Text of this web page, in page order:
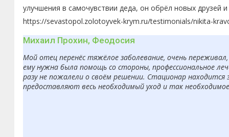
улучшения в самочувствии деда, он обрёл новых
https://sevastopol.zolotoyvek-krym.ru/testimonials/nikita-
Михаил Прохин, Феодосия
Мой отец перенёс тяжёлое заболевание, очень
ему нужна была помощь со стороны, профессиональное
разу не пожалели о своём решении. Стационар
предоставляют весь необходимый уход и так